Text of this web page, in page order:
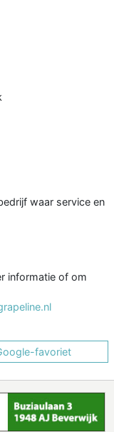
waar service en
informatie of om
favoriet